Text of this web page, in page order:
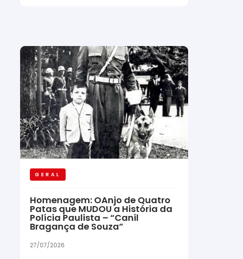
GERAL
Homenagem: OAnjo de Quatro
Patas que MUDOU a História da
Polícia Paulista – “Canil
Bragança de Souza”
27/07/2026